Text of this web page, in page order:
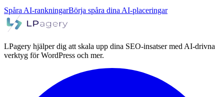
Spåra AI-rankningarBörja spåra dina AI-placeringar
LPagery hjälper dig att skala upp dina SEO-insatser med AI-drivna
verktyg för WordPress och mer.